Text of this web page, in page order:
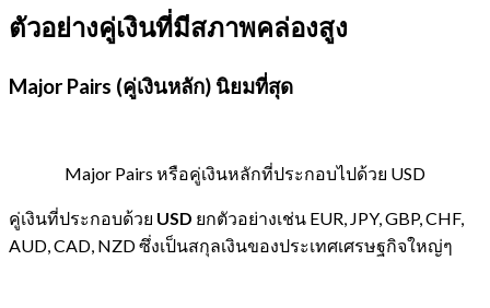
ตัวอย่างคู่เงินที่มีสภาพคล่องสูง
Major Pairs (คู่เงินหลัก) นิยมที่สุด
Major Pairs หรือคู่เงินหลักที่ประกอบไปด้วย USD
คู่เงินที่ประกอบด้วย USD ยกตัวอย่างเช่น EUR, JPY, GBP, CHF,
AUD, CAD, NZD ซึ่งเป็นสกุลเงินของประเทศเศรษฐกิจใหญ่ๆ